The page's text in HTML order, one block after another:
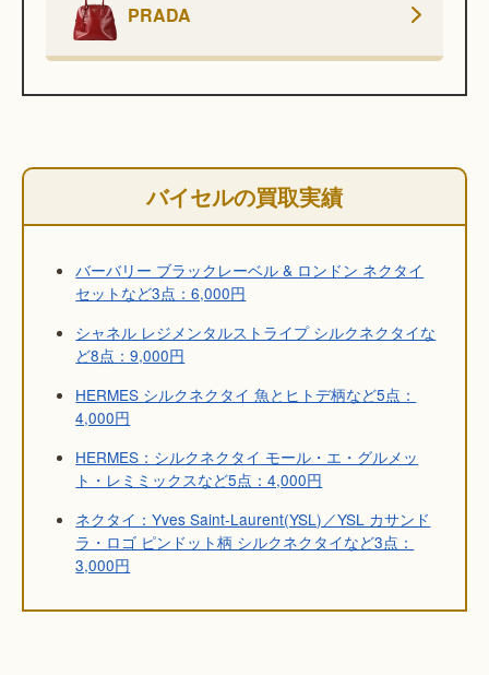
PRADA
バイセルの買取実績
バーバリー ブラックレーベル & ロンドン ネクタイ
セットなど3点：6,000円
シャネル レジメンタルストライプ シルクネクタイな
ど8点：9,000円
HERMES シルクネクタイ 魚とヒトデ柄など5点：
4,000円
HERMES：シルクネクタイ モール・エ・グルメッ
ト・レミミックスなど5点：4,000円
ネクタイ：Yves Saint-Laurent(YSL)／YSL カサンド
ラ・ロゴ ピンドット柄 シルクネクタイなど3点：
3,000円